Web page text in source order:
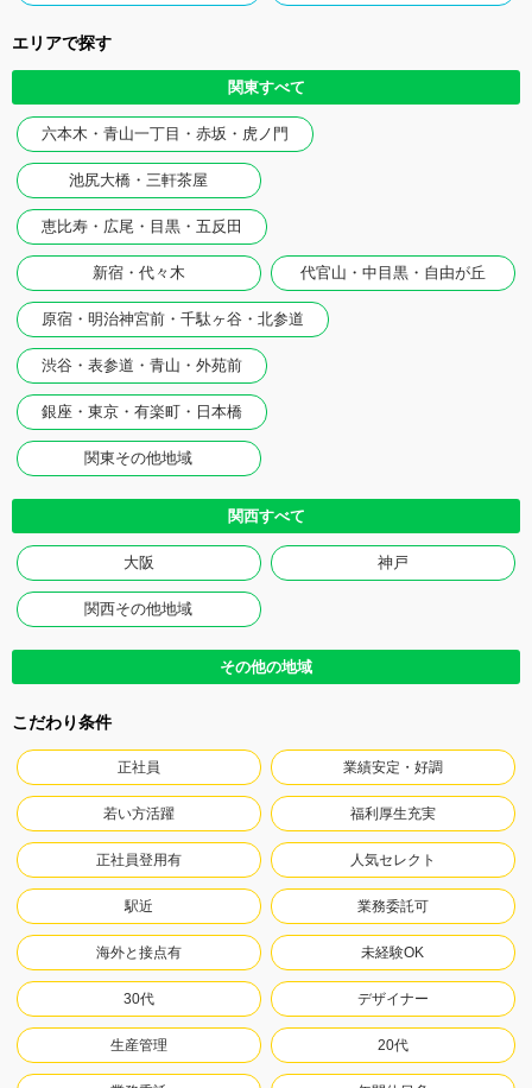
エリアで探す
関東すべて
六本木・青山一丁目・赤坂・虎ノ門
池尻大橋・三軒茶屋
恵比寿・広尾・目黒・五反田
新宿・代々木 代官山・中目黒・自由が丘
原宿・明治神宮前・千駄ヶ谷・北参道
渋谷・表参道・青山・外苑前
銀座・東京・有楽町・日本橋
関東その他地域
関西すべて
大阪 神戸
関西その他地域
その他の地域
こだわり条件
正社員 業績安定・好調
若い方活躍 福利厚生充実
正社員登用有 人気セレクト
駅近 業務委託可
海外と接点有 未経験OK
30代 デザイナー
生産管理 20代